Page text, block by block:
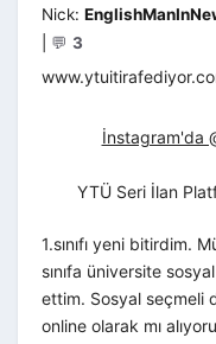
Nick:
💬 3
İnstagram'da
YTÜ Seri İlan
1.sınıfı yeni bitirdim.
sınıfa üniversite
ettim. Sosyal seçmeli
online olarak mı